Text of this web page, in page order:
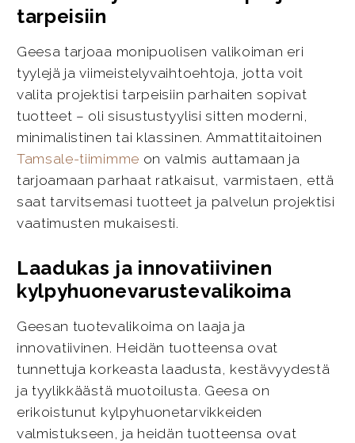
tarpeisiin
Geesa tarjoaa monipuolisen valikoiman eri
tyylejä ja viimeistelyvaihtoehtoja, jotta voit
valita projektisi tarpeisiin parhaiten sopivat
tuotteet – oli sisustustyylisi sitten moderni,
minimalistinen tai klassinen. Ammattitaitoinen
Tamsale-tiimimme on valmis auttamaan ja
tarjoamaan parhaat ratkaisut, varmistaen, että
saat tarvitsemasi tuotteet ja palvelun projektisi
vaatimusten mukaisesti.
Laadukas ja innovatiivinen
kylpyhuonevarustevalikoima
Geesan tuotevalikoima on laaja ja
innovatiivinen. Heidän tuotteensa ovat
tunnettuja korkeasta laadusta, kestävyydestä
ja tyylikkäästä muotoilusta. Geesa on
erikoistunut kylpyhuonetarvikkeiden
valmistukseen, ja heidän tuotteensa ovat